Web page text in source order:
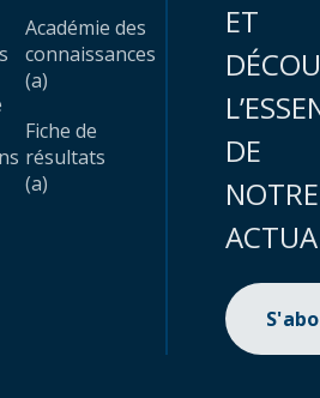
Académie des
connaissances
(a)
Fiche de
résultats
(a)
ET
DE
NOTRE